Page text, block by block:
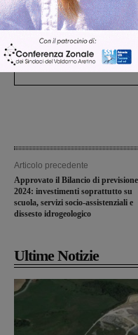
Cronaca 3 Agosto 2026
Scomparso da
Fiorentino l’uomo
Levane nel 2020
Articolo precedente
Approvato il Bilancio di previsione
2024: investimenti soprattutto su
scuola, servizi socio-assistenziali e
dissesto idrogeologico
Ultime Notizie